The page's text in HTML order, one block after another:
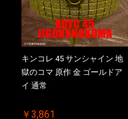
キンコレ 45 サンシャイン 地
獄のコマ 原作 金 ゴールドア
イ 通常
￥3,861